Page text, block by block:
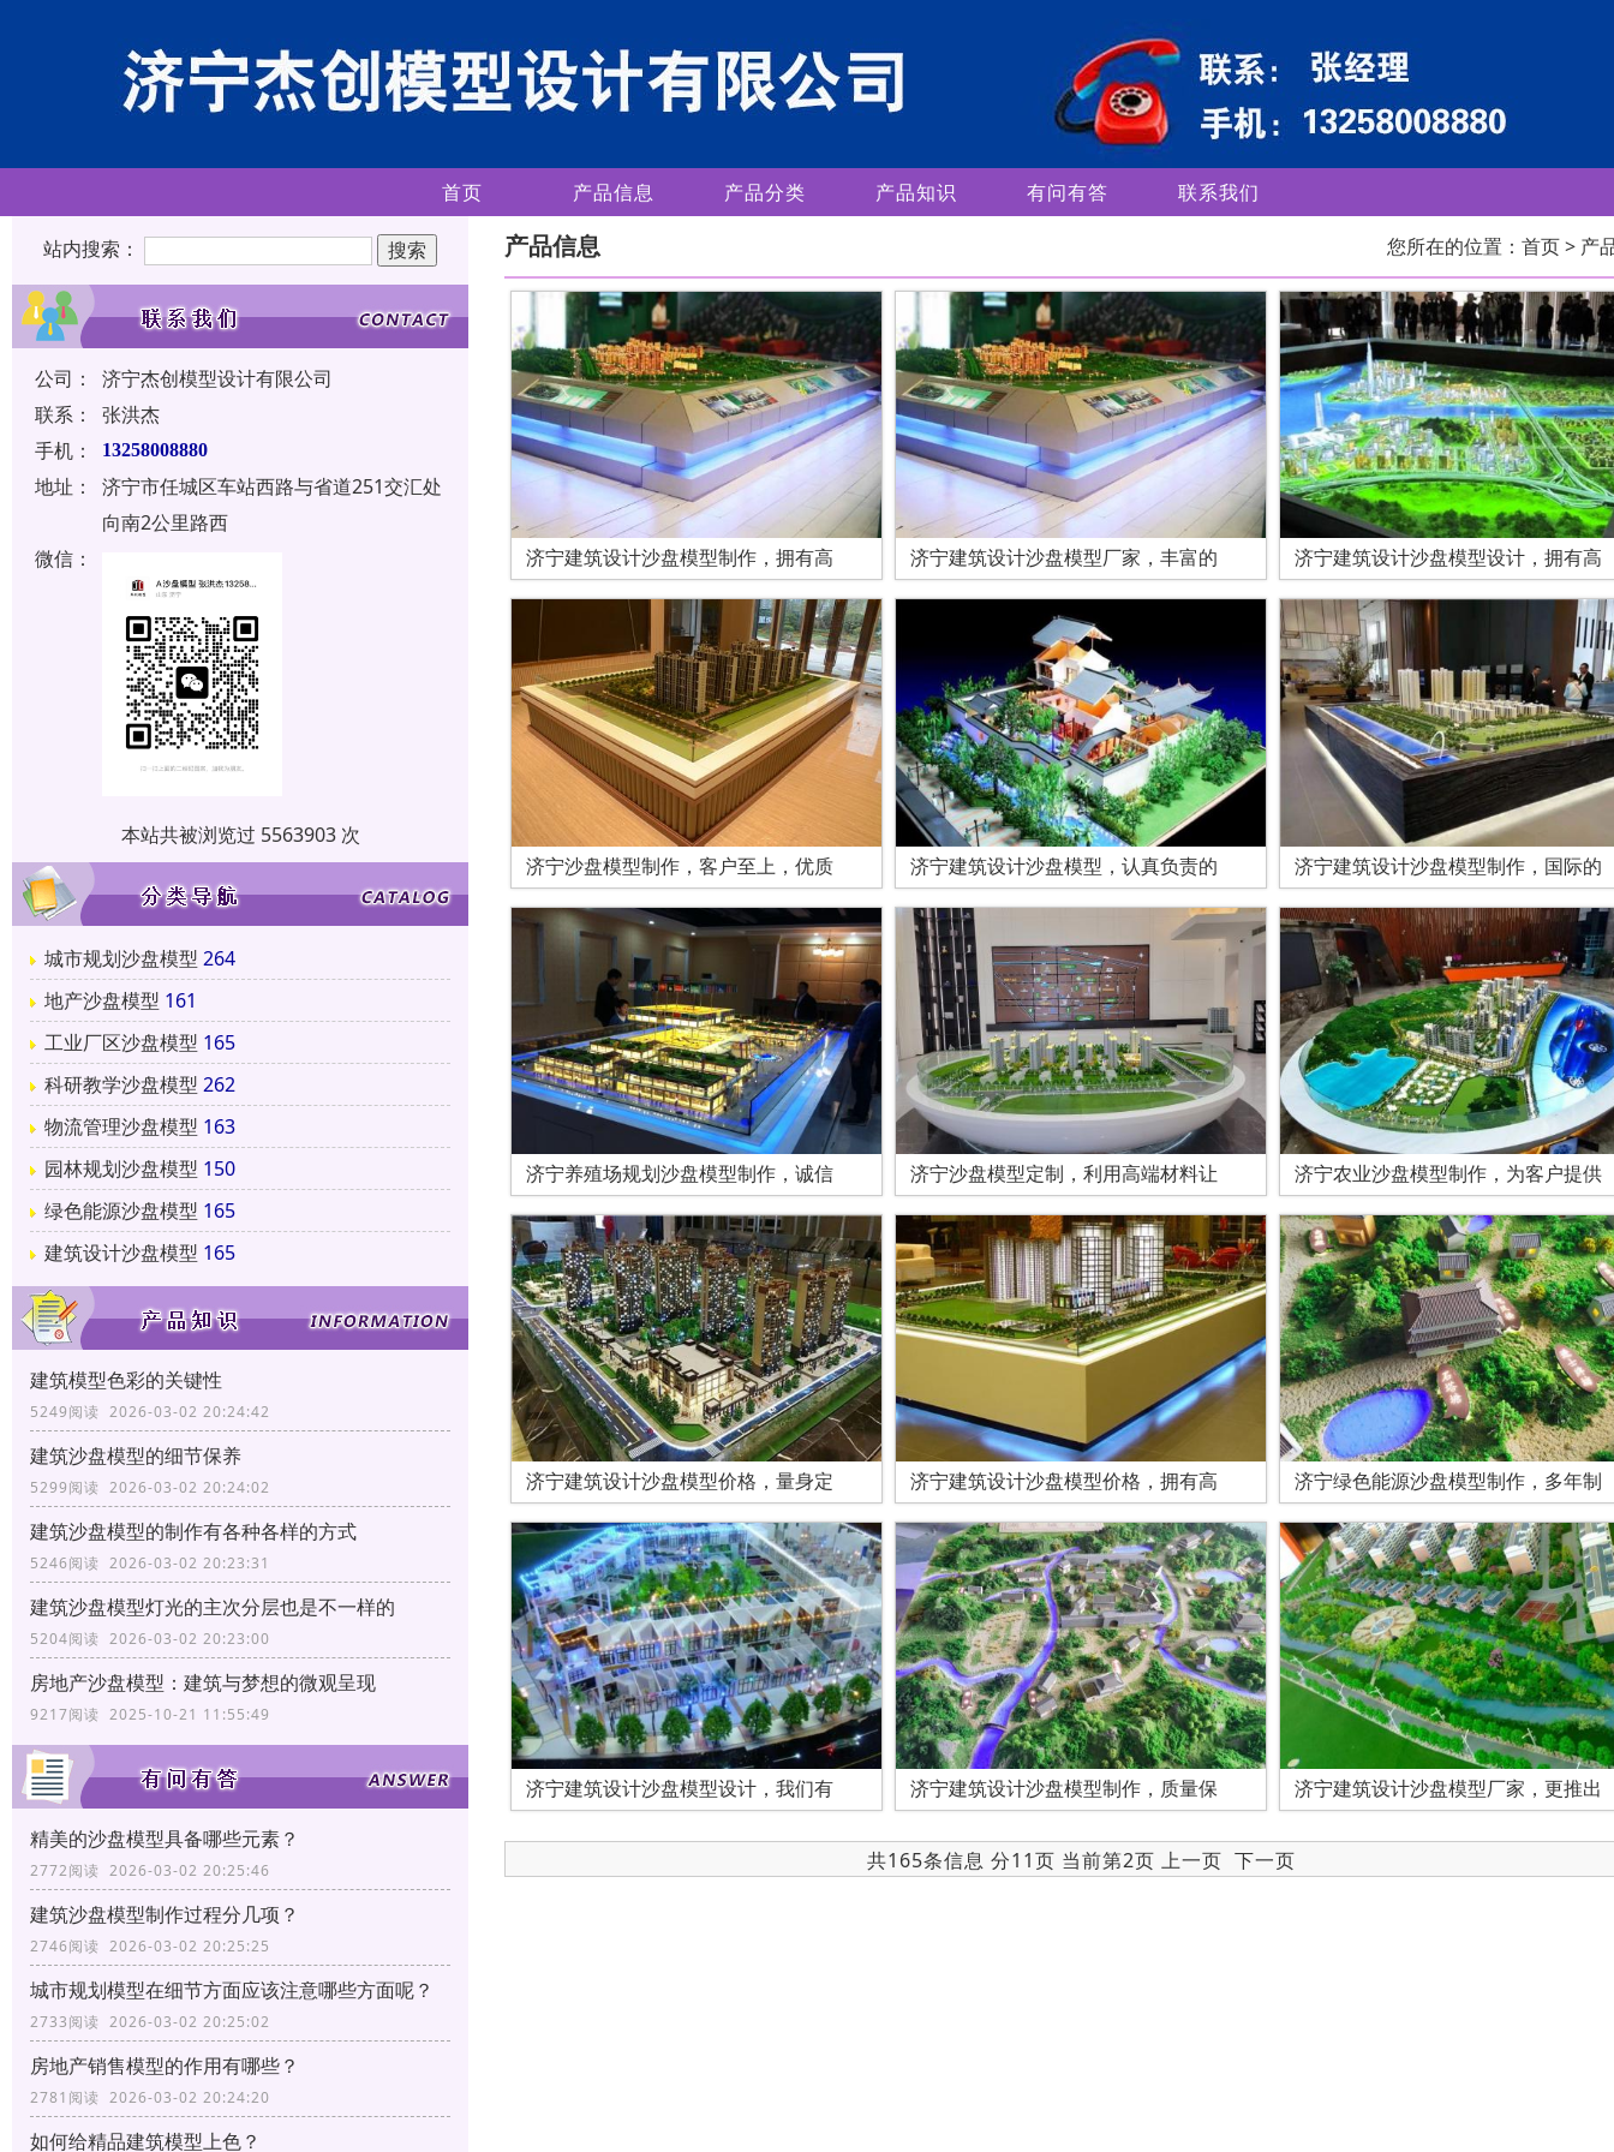
首页 产品信息 产品分类 产品知识 有问有答 联系我们
站内搜索：
公司：
济宁杰创模型设计有限公司
联系：
张洪杰
手机：
13258008880
地址：
济宁市任城区车站西路与省道251交汇处
向南2公里路西
微信：
本站共被浏览过 5563903 次
城市规划沙盘模型 264
地产沙盘模型 161
工业厂区沙盘模型 165
科研教学沙盘模型 262
物流管理沙盘模型 163
园林规划沙盘模型 150
绿色能源沙盘模型 165
建筑设计沙盘模型 165
建筑模型色彩的关键性
5249阅读 2026-03-02 20:24:42
建筑沙盘模型的细节保养
5299阅读 2026-03-02 20:24:02
建筑沙盘模型的制作有各种各样的方式
5246阅读 2026-03-02 20:23:31
建筑沙盘模型灯光的主次分层也是不一样的
5204阅读 2026-03-02 20:23:00
房地产沙盘模型：建筑与梦想的微观呈现
9217阅读 2025-10-21 11:55:49
精美的沙盘模型具备哪些元素？
2772阅读 2026-03-02 20:25:46
建筑沙盘模型制作过程分几项？
2746阅读 2026-03-02 20:25:25
城市规划模型在细节方面应该注意哪些方面呢？
2733阅读 2026-03-02 20:25:02
房地产销售模型的作用有哪些？
2781阅读 2026-03-02 20:24:20
如何给精品建筑模型上色？
产品信息 您所在的位置： 首页> 产
济宁建筑设计沙盘模型制作，拥有高 济宁建筑设计沙盘模型厂家，丰富的 济宁建筑设计沙盘模型设计，拥有高
济宁沙盘模型制作，客户至上，优质 济宁建筑设计沙盘模型，认真负责的 济宁建筑设计沙盘模型制作，国际的
济宁养殖场规划沙盘模型制作，诚信 济宁沙盘模型定制，利用高端材料让 济宁农业沙盘模型制作，为客户提供
济宁建筑设计沙盘模型价格，量身定 济宁建筑设计沙盘模型价格，拥有高 济宁绿色能源沙盘模型制作，多年制
济宁建筑设计沙盘模型设计，我们有 济宁建筑设计沙盘模型制作，质量保 济宁建筑设计沙盘模型厂家，更推出
共165条信息 分11页 当前第2页 上一页 下一页